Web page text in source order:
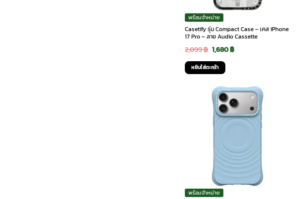
พร้อมจำหน่าย
Casetify รุ่น Compact Case – เคส iPhone
17 Pro – ลาย Audio Cassette
2,099฿ Original
price
was:
2,099 ฿.
1,680฿Current
1,680 ฿.
หยิบใส่ตะกร้า
พร้อมจำหน่าย